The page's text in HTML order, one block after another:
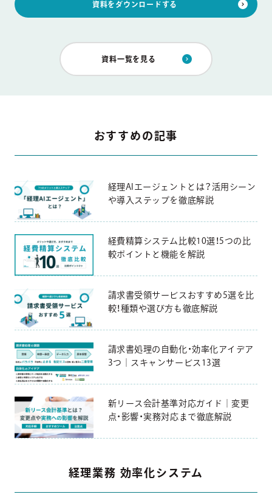
資料をダウンロードする
資料一覧を見る
おすすめの記事
経理AIエージェントとは？活用シーン
や導入ステップを徹底解説
経費精算システム比較10選！5つの比
較ポイントと機能を解説
請求書受領サービスおすすめ5選を比
較！種類や選び方も徹底解説
請求書処理の自動化・効率化アイデア
3つ｜スキャンサービス13選
新リース会計基準対応ガイド｜変更
点・影響・実務対応まで徹底解説
経理業務 効率化システム